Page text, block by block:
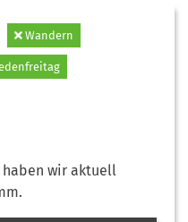
Wandern
haben wir aktuell